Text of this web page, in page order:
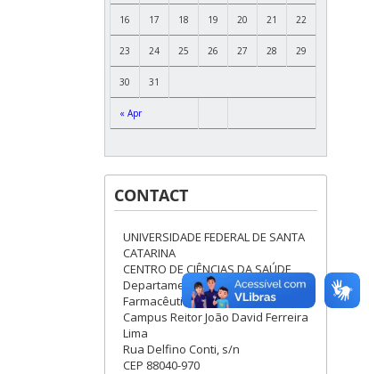
« Apr
16 17 18 19 20 21 22
23 24 25 26 27 28 29
30 31
CONTACT
UNIVERSIDADE FEDERAL DE SANTA
CATARINA
CENTRO DE CIÊNCIAS DA SAÚDE
Departamento de Ciências
Farmacêuticas-Blocos J/K
Campus Reitor João David Ferreira
Lima
Rua Delfino Conti, s/n
CEP 88040-970